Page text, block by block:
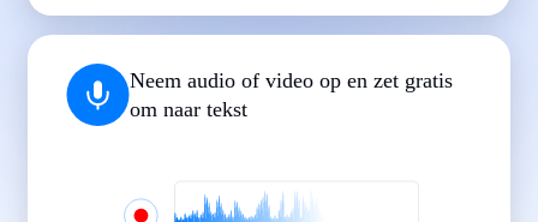
| | | | |
Neem audio of video op en zet gratis
om naar tekst